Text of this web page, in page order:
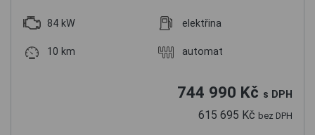
84 kW elektřina
10 km automat
744 990 Kč s DPH
615 695 Kč bez DPH